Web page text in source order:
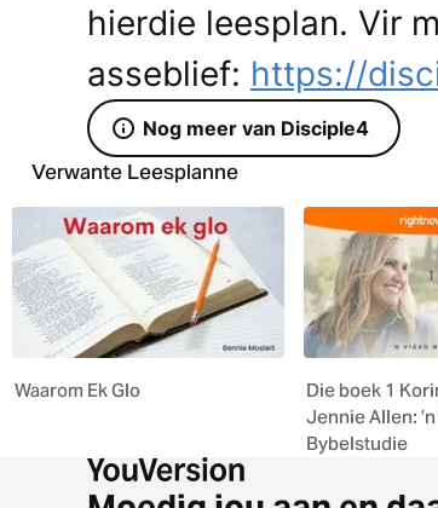
hierdie leesplan. Vir
asseblief: https://
Nog meer van Disciple4
Verwante Leesplanne
Waarom Ek Glo
Die boek 1
Jennie Allen:
Bybelstudie